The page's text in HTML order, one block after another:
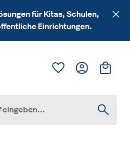
für Kitas, Schulen,
Einrichtungen.
Du hast 0